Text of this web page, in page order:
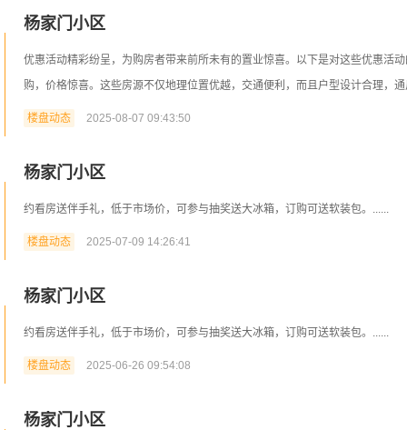
杨家门小区
优惠活动精彩纷呈，为购房者带来前所未有的置业惊喜。以下是对这些优惠活
购，价格惊喜。这些房源不仅地理位置优越，交通便利，而且户型设计合理，
楼盘动态 2025-08-07 09:43:50
杨家门小区
约看房送伴手礼，低于市场价，可参与抽奖送大冰箱，订购可送软装包。......
楼盘动态 2025-07-09 14:26:41
杨家门小区
约看房送伴手礼，低于市场价，可参与抽奖送大冰箱，订购可送软装包。......
楼盘动态 2025-06-26 09:54:08
杨家门小区